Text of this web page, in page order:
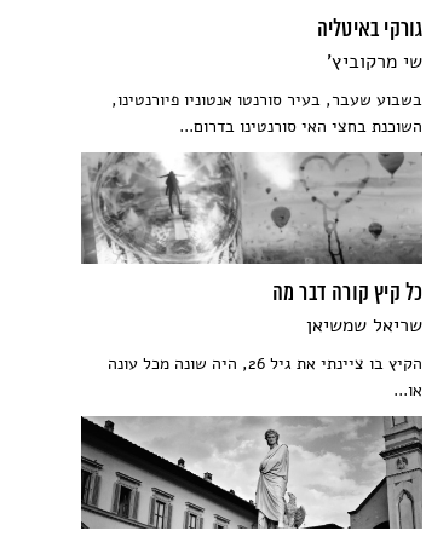
גורקי באיטליה
שי מרקוביץ'
בשבוע שעבר, בעיר סורנטו אנטוניו פיורנטינו,
השוכנת בחצי האי סורנטינו בדרום...
כל קיץ קורה דבר מה
שריאל שמשיאן
הקיץ בו ציינתי את גיל 26, היה שונה מכל עונה
או...